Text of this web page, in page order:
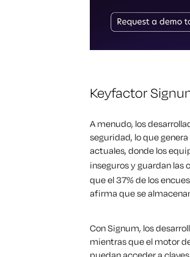
Keyfactor
A menudo, los
seguridad, lo que
actuales, donde los
inseguros y guardan las
que el 37% de los
afirma que se
Con Signum, los
mientras que el motor